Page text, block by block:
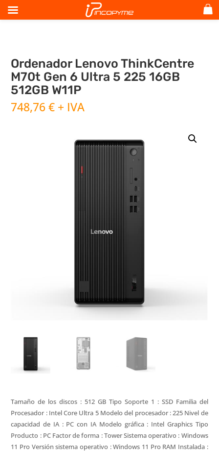
Ordenador Lenovo ThinkCentre
M70t Gen 6 Ultra 5 225 16GB
512GB W11P
748,76€ + IVA
Tamaño de los discos : 512 GB Tipo Soporte 1 : SSD Familia del
Procesador : Intel Core Ultra 5 Modelo del procesador : 225 Nivel de
capacidad de IA : PC con IA Modelo gráfica : Intel Graphics Tipo
Producto : PC Factor de forma : Tower Sistema operativo : Windows
11 Pro Versión sistema operativo : Windows 11 Pro RAM Instalada :